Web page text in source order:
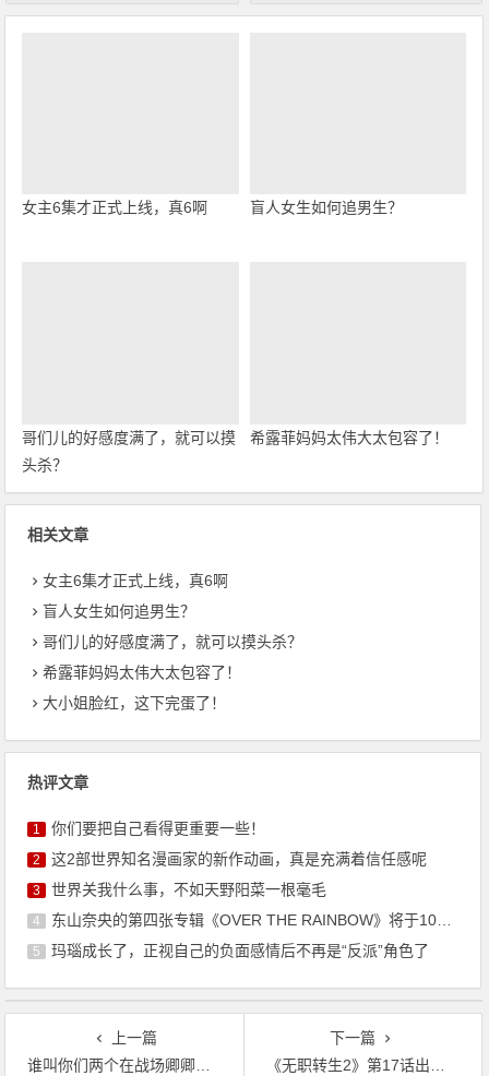
女主6集才正式上线，真6啊 盲人女生如何追男生？
哥们儿的好感度满了，就可以摸
头杀？
希露菲妈妈太伟大太包容了！
相关文章
女主6集才正式上线，真6啊
盲人女生如何追男生？
哥们儿的好感度满了，就可以摸头杀？
希露菲妈妈太伟大太包容了！
大小姐脸红，这下完蛋了！
热评文章
1 你们要把自己看得更重要一些！
2 这2部世界知名漫画家的新作动画，真是充满着信任感呢
3 世界关我什么事，不如天野阳菜一根毫毛
4 东山奈央的第四张专辑《OVER THE RAINBOW》将于10月7日发售
5 玛瑙成长了，正视自己的负面感情后不再是“反派”角色了
上一篇
谁叫你们两个在战场卿卿我我？
下一篇
《无职转生2》第17话出现2个神分镜，诺伦传被网友评为满分